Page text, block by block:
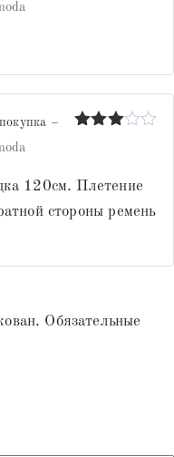
–
120см. Плетение
стороны ремень
Обязательные